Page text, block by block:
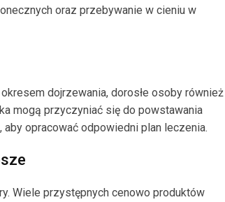
oraz przebywanie w cieniu w
dojrzewania, dorosłe osoby również
mogą przyczyniać się do powstawania
opracować odpowiedni plan leczenia.
Wiele przystępnych cenowo produktów